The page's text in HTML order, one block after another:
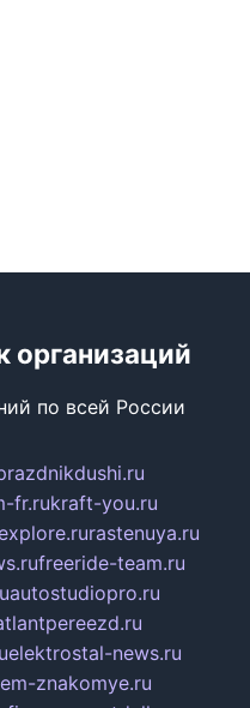
организаций
по всей России
fr.rukraft-you.ru
rastenuya.ru
freeride-team.ru
autostudiopro.ru
elektrostal-news.ru
znakomye.ru